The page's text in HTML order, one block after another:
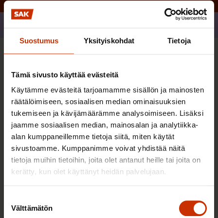
Suostumus Yksityiskohdat Tietoja
Tämä sivusto käyttää evästeitä
Käytämme evästeitä tarjoamamme sisällön ja mainosten
räätälöimiseen, sosiaalisen median ominaisuuksien
tukemiseen ja kävijämäärämme analysoimiseen. Lisäksi
jaamme sosiaalisen median, mainosalan ja analytiikka-
alan kumppaneillemme tietoja siitä, miten käytät
sivustoamme. Kumppanimme voivat yhdistää näitä
tietoja muihin tietoihin, joita olet antanut heille tai joita on
kerätty, kun olet käyttänyt heidän palvelujaan.
valinta
Välttämätön
TASA-ARVO JA YHDENVERTAISUUS